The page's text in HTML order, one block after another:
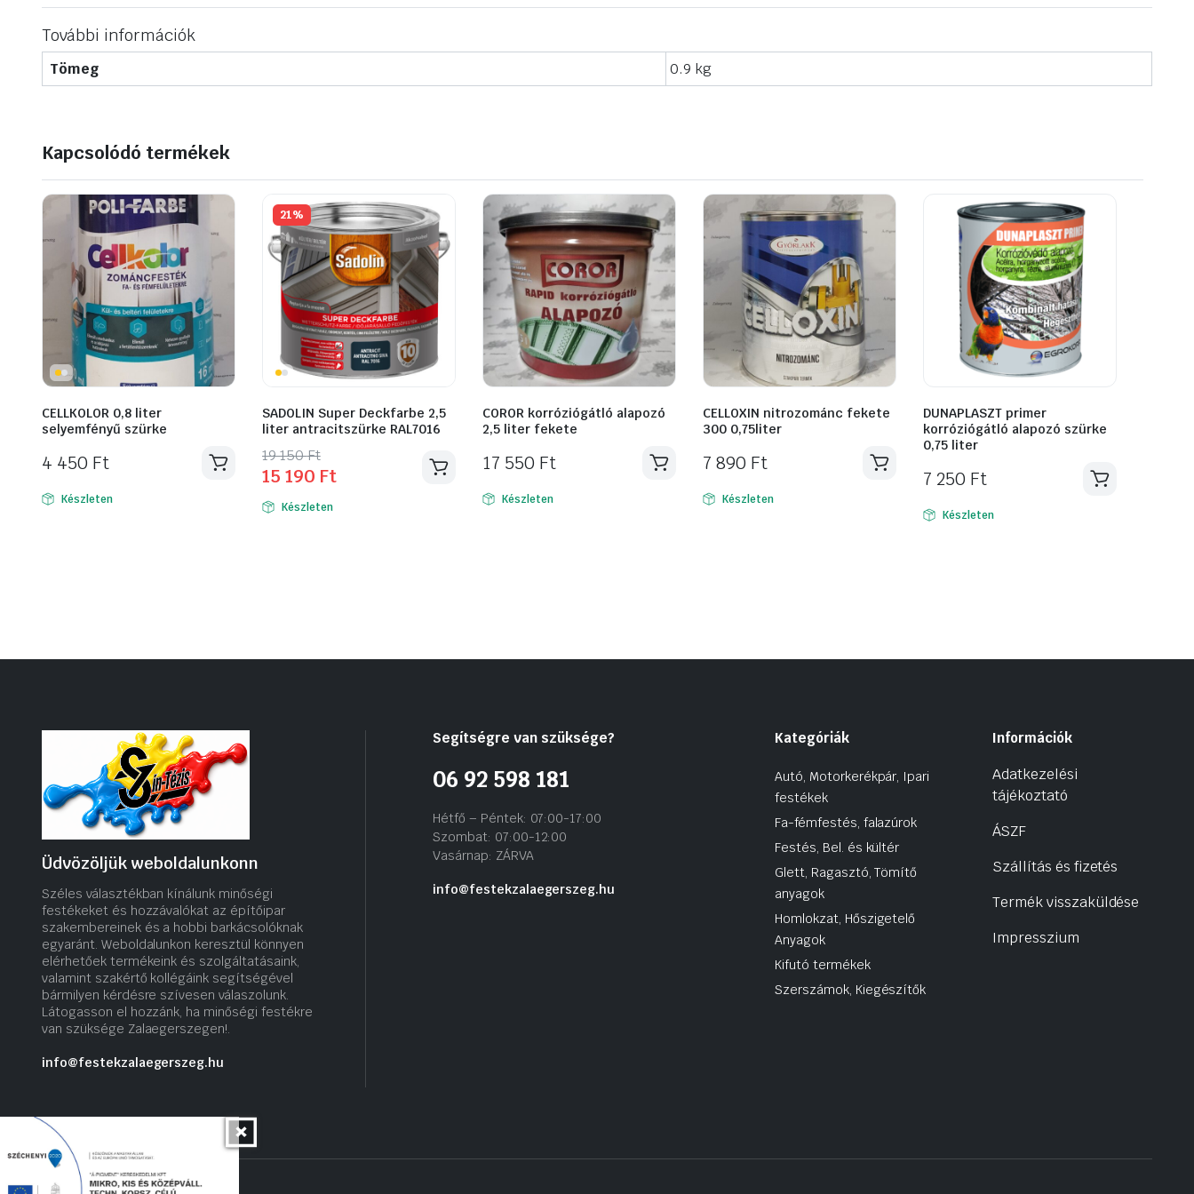
További információk
Tömeg 0.9 kg
Kapcsolódó termékek
CELLKOLOR 0,8 liter
selyemfényű szürke
4 450 Ft
Készleten
21%
SADOLIN Super Deckfarbe 2,5
liter antracitszürke RAL7016
19 150Ft
Original
price
was:
15 190 Ft
Current
price
is: Készleten
COROR korróziógátló alapozó
2,5 liter fekete
17 550 Ft
Készleten
CELLOXIN nitrozománc fekete
300 0,75liter
7 890 Ft
Készleten
DUNAPLASZT primer
korróziógátló alapozó szürke
0,75 liter
7 250 Ft
Készleten
Üdvözöljük weboldalunkonn
Széles választékban kínálunk minőségi
festékeket és hozzávalókat az építőipar
szakembereinek és a hobbi barkácsolóknak
egyaránt. Weboldalunkon keresztül könnyen
elérhetőek termékeink és szolgáltatásaink,
valamint szakértő kollégáink segítségével
bármilyen kérdésre szívesen válaszolunk.
Látogasson el hozzánk, ha minőségi festékre
van szüksége Zalaegerszegen!.
info@festekzalaegerszeg.hu
Segítségre van szüksége?
06 92 598 181
Hétfő – Péntek: 07:00-17:00
Szombat: 07:00-12:00
Vasárnap: ZÁRVA
info@festekzalaegerszeg.hu
Kategóriák
Autó, Motorkerékpár, Ipari
festékek
Fa-fémfestés, falazúrok
Festés, Bel. és kültér
Glett, Ragasztó, Tömítő
anyagok
Homlokzat, Hőszigetelő
Anyagok
Kifutó termékek
Szerszámok, Kiegészítők
Információk
Adatkezelési
tájékoztató
ÁSZF
Szállítás és fizetés
Termék visszaküldése
Impresszium